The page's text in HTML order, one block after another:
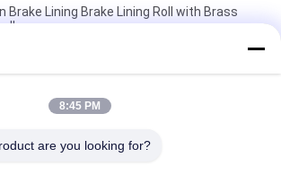
Brake Lining Brake Lining Roll with Brass
για μηχανισμό πρόσδεσης, υλικό τριβής
με ορείχαλκο
αμίαντο υφασμένο υλικό επένδυσης
8:45 PM
are you looking for?